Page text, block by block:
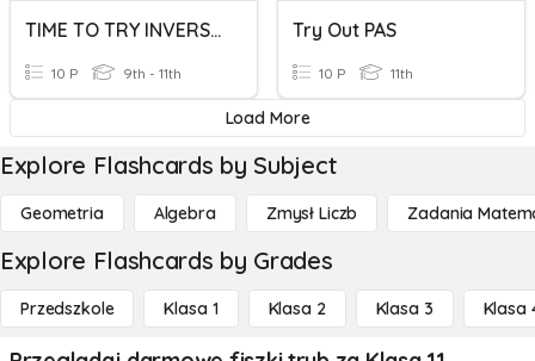
TIME TO TRY INVERSION!
10 P 9th - 11th
Try Out PAS
10 P 11th
Load More
Explore Flashcards by Subject
Geometria Algebra Zmysł Liczb Zadania
Explore Flashcards by Grades
Przedszkole Klasa 1 Klasa 2 Klasa 3 Klasa